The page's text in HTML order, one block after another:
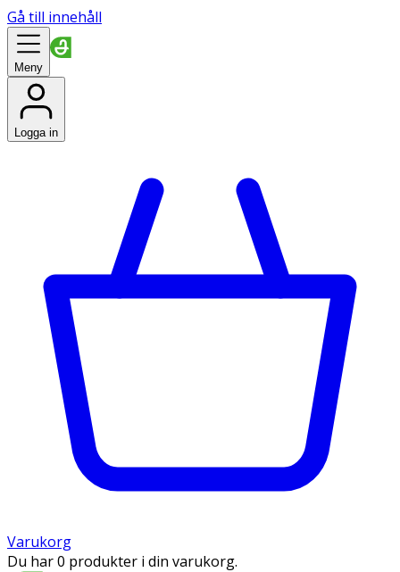
Gå till innehåll
Meny
Logga in
Varukorg
Du har 0 produkter i din varukorg.